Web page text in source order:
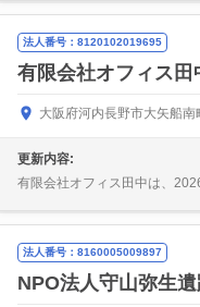
法人番号：8120102019695
有限会社オフィス田
大阪府河内長野市大矢船
更新内容:
有限会社オフィス田中は、
法人番号：8160005009897
NPO法人守山弥生